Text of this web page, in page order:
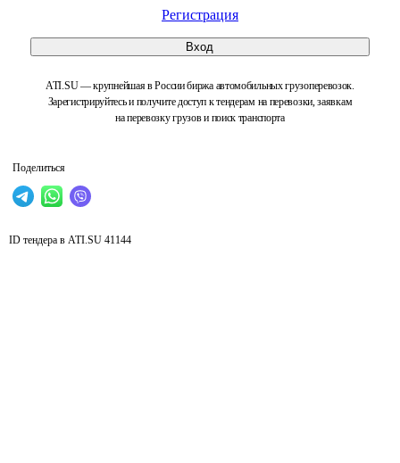
Регистрация
Вход
ATI.SU — крупнейшая в России биржа автомобильных грузоперевозок.
Зарегистрируйтесь и получите доступ к тендерам на перевозки, заявкам
на перевозку грузов и поиск транспорта
Поделиться
ID тендера в ATI.SU 41144